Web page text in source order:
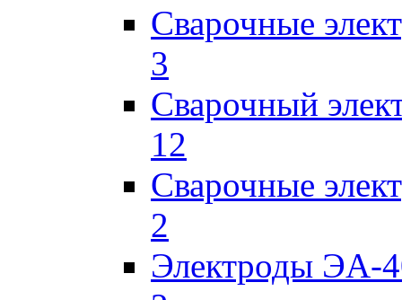
Сварочные
3
Сварочный
12
Сварочные
2
Электроды ЭА-